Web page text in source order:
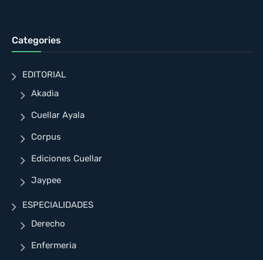
Categories
EDITORIAL
Akadia
Cuellar Ayala
Corpus
Ediciones Cuellar
Jaypee
ESPECIALIDADES
Derecho
Enfermeria